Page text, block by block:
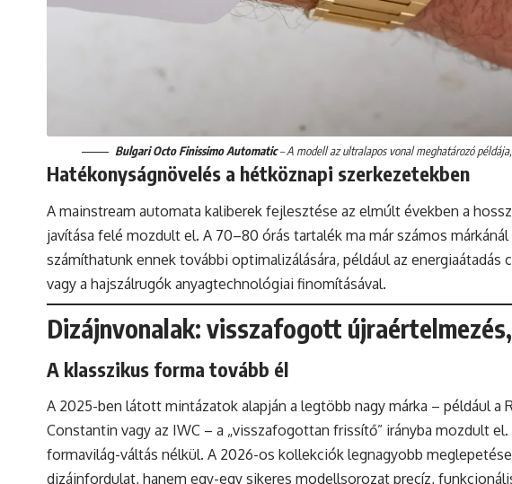
Bulgari Octo Finissimo Automatic– A modell az ultralapos vonal meghatározó
Hatékonyságnövelés a hétköznapi szerkezetekben
A mainstream automata kaliberek fejlesztése az elmúlt években a
javítása felé mozdult el. A 70–80 órás tartalék ma már számos
számíthatunk ennek további optimalizálására, például az
vagy a hajszálrugók anyagtechnológiai finomításával.
Dizájnvonalak: visszafogott
A klasszikus forma tovább él
A 2025-ben látott mintázatok alapján a legtöbb nagy márka – például a
Constantin vagy az IWC – a „visszafogottan frissítő” irányba mozdult
formavilág-váltás nélkül. A 2026-os kollekciók legnagyobb
dizájnfordulat, hanem egy-egy sikeres modellsorozat precíz,